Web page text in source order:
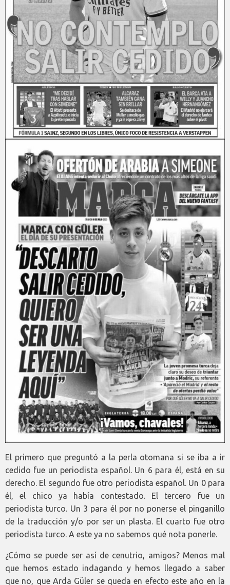
El primero que preguntó a la perla otomana si se iba a ir
cedido fue un periodista español. Un 6 para él, está en su
derecho. El segundo fue otro periodista español. Un 0 para
él, el chico ya había contestado. El tercero fue un
periodista turco. Un 3 para él por no ponerse el pinganillo
de la traducción y/o por ser un plasta. El cuarto fue otro
periodista turco. A este ya no sabemos qué nota ponerle.
¿Cómo se puede ser así de cenutrio, amigos? Menos mal
que hemos estado indagando y hemos llegado a saber
que no, que Arda Güler se queda en efecto este año en la